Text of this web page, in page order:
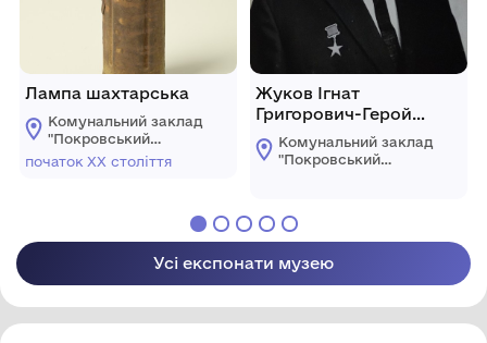
Лампа шахтарська
Комунальний заклад
"Покровський
історичний музей"
початок ХХ століття
Жуков Ігнат
Григорович-Герой
Соціалістичної Праці,
1909 р.н., член КПРС,
ш. ім. Димитрова (до
1937 р. Гродівський
рудник), врубмашиніст.
Комунальний заклад
"Покровський
Усі експонати музею